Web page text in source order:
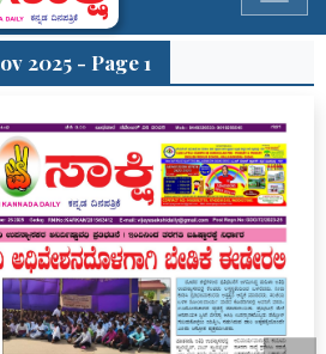
2025 - Page 1